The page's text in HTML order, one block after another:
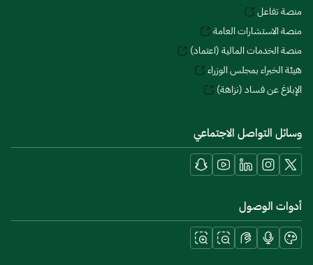
منصة تفاعل
منصة الاستشارات العامة
منصة الخدمات المالية (اعتماد)
هيئة الخبراء بمجلس الوزراء
الإبلاغ عن فساد (نزاهة)
وسائل التواصل الاجتماعي
أدوات الوصول